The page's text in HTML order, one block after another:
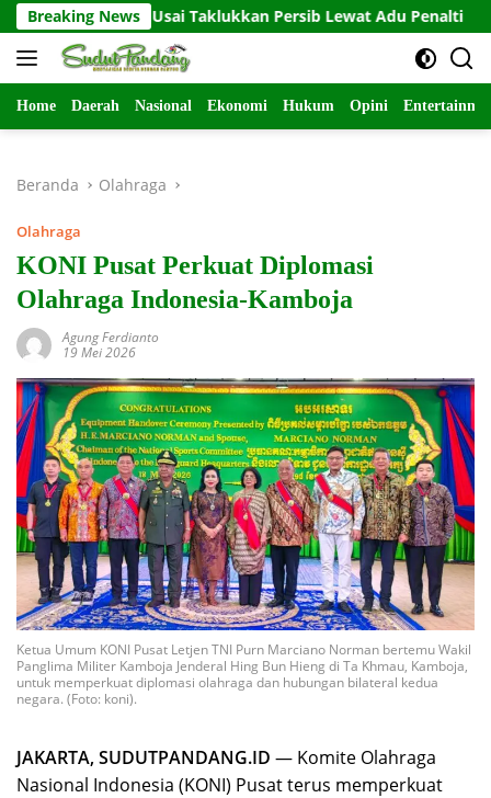
Langsung
ke
konten
Breaking News
Usai Taklukkan Persib Lewat Adu Penalti Babinsa
Home Daerah Nasional Ekonomi Hukum Opini
Beranda Olahraga
Olahraga
KONI Pusat Perkuat Diplomasi
Olahraga Indonesia-Kamboja
Agung Ferdianto
19 Mei 2026
Ketua Umum KONI Pusat Letjen TNI Purn Marciano Norman bertemu Wakil
Panglima Militer Kamboja Jenderal Hing Bun Hieng di Ta Khmau, Kamboja,
untuk memperkuat diplomasi olahraga dan hubungan bilateral kedua
negara. (Foto: koni).
JAKARTA, SUDUTPANDANG.ID — Komite Olahraga
Nasional Indonesia (KONI) Pusat terus memperkuat